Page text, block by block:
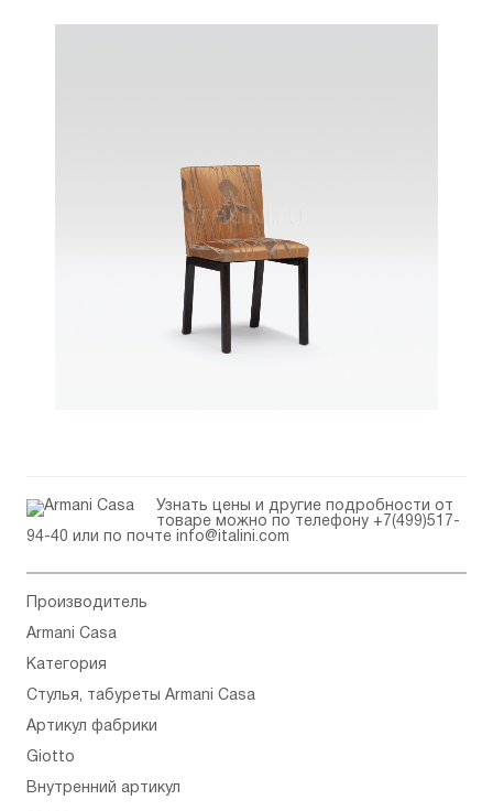
Узнать цены и другие подробности от
товаре можно по телефону +7(499)517-
94-40 или по почте info@italini.com
Производитель
Armani Casa
Категория
Стулья, табуреты Armani Casa
Артикул фабрики
Giotto
Внутренний артикул